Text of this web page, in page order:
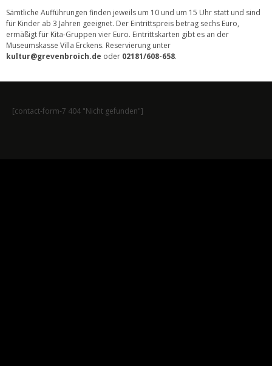
Sämtliche Aufführungen finden jeweils um 10 und um 15 Uhr statt und sind
für Kinder ab 3 Jahren geeignet. Der Eintrittspreis betrag sechs Euro,
ermäßigt für Kita-Gruppen vier Euro. Eintrittskarten gibt es an der
Museumskasse Villa Erckens. Reservierung unter
kultur@grevenbroich.de oder 02181/608-658.
[contact-form-7 404 "Nicht gefunden"]